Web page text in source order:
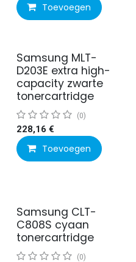
Toevoegen
Samsung MLT-
D203E extra high-
capacity zwarte
tonercartridge
(0)
228,16 €
Toevoegen
Samsung CLT-
C808S cyaan
tonercartridge
(0)